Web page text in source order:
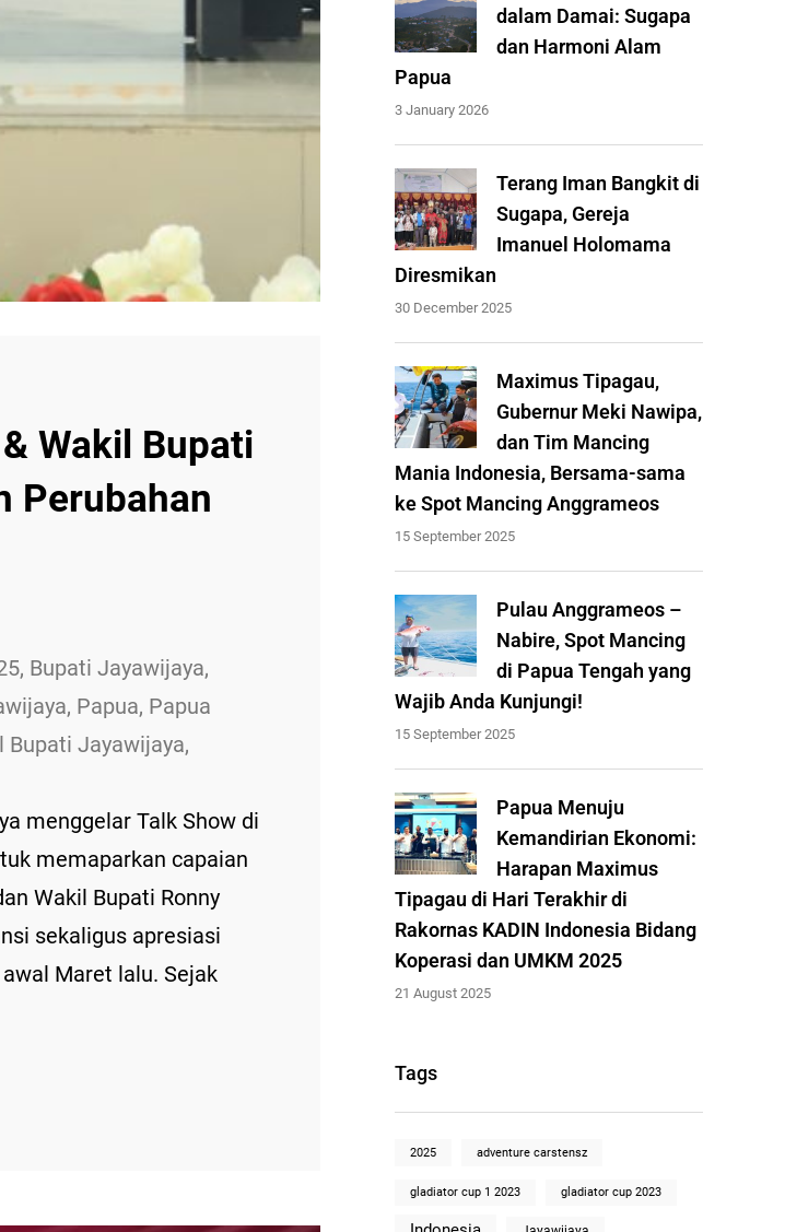
Wakil Bupati
Perubahan
, Bupati Jayawijaya
, Papua, Papua
Bupati Jayawijaya
menggelar Talk Show di
memaparkan capaian
Wakil Bupati Ronny
sekaligus apresiasi
Maret lalu. Sejak
dalam Damai: Sugapa
dan Harmoni Alam
Papua
3 January 2026
Terang Iman Bangkit di
Sugapa, Gereja
Imanuel Holomama
Diresmikan
30 December 2025
Maximus Tipagau,
Gubernur Meki Nawipa,
dan Tim Mancing
Mania Indonesia, Bersama-sama
ke Spot Mancing Anggrameos
15 September 2025
Pulau Anggrameos –
Nabire, Spot Mancing
di Papua Tengah yang
Wajib Anda Kunjungi!
15 September 2025
Papua Menuju
Kemandirian Ekonomi:
Harapan Maximus
Tipagau di Hari Terakhir di
Rakornas KADIN Indonesia Bidang
Koperasi dan UMKM 2025
21 August 2025
Tags
2025 adventure carstensz
gladiator cup 1 2023 gladiator cup 2023